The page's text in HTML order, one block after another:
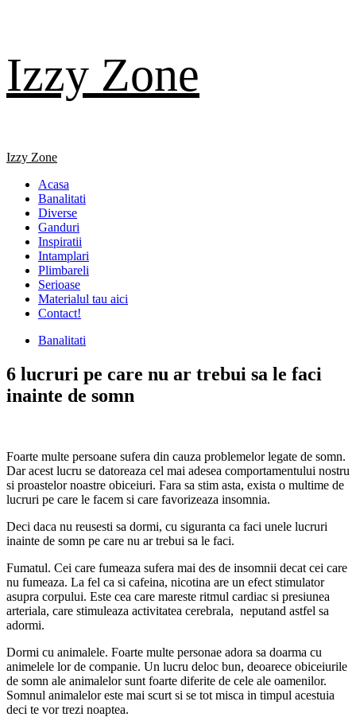
content
Izzy Zone
Primary
Izzy Zone
Acasa
Banalitati
Diverse
Ganduri
Inspiratii
Intamplari
Plimbareli
Serioase
Materialul tau aici
Contact!
Banalitati
6 lucruri pe care nu ar trebui sa le faci
inainte de somn
Foarte multe persoane sufera din cauza problemelor legate de somn.
Dar acest lucru se datoreaza cel mai adesea comportamentului nostru
si proastelor noastre obiceiuri. Fara sa stim asta, exista o multime de
lucruri pe care le facem si care favorizeaza insomnia.
Deci daca nu reusesti sa dormi, cu siguranta ca faci unele lucruri
inainte de somn pe care nu ar trebui sa le faci.
Fumatul. Cei care fumeaza sufera mai des de insomnii decat cei care
nu fumeaza. La fel ca si cafeina, nicotina are un efect stimulator
asupra corpului. Este cea care mareste ritmul cardiac si presiunea
arteriala, care stimuleaza activitatea cerebrala, neputand astfel sa
adormi.
Dormi cu animalele. Foarte multe personae adora sa doarma cu
animelele lor de companie. Un lucru deloc bun, deoarece obiceiurile
de somn ale animalelor sunt foarte diferite de cele ale oamenilor.
Somnul animalelor este mai scurt si se tot misca in timpul acestuia
deci te vor trezi noaptea.